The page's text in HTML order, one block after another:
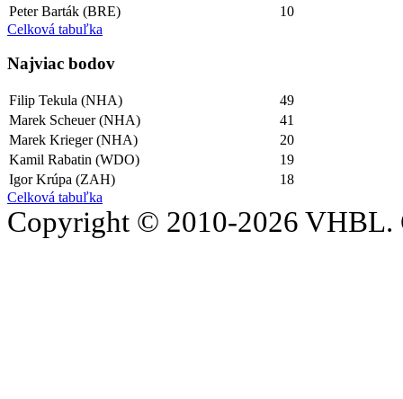
Peter Barták (BRE)
10
Celková tabuľka
Najviac bodov
Filip Tekula (NHA)
49
Marek Scheuer (NHA)
41
Marek Krieger (NHA)
20
Kamil Rabatin (WDO)
19
Igor Krúpa (ZAH)
18
Celková tabuľka
Copyright © 2010-2026 VHBL.